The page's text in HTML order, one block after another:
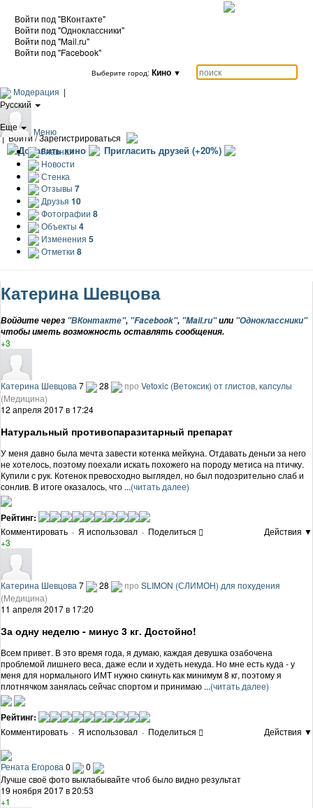
Войти под "ВКонтакте"
Войти под "Одноклассники"
Войти под "Mail.ru"
Войти под "Facebook"
Выберите город: Кино ▼
Модерация |
Русский
Еще
| Войти / Зарегистрироваться
Добавить кино Пригласить друзей (+20%)
Меню
Главная
Новости
Стенка
Отзывы 7
Друзья 10
Фотографии 8
Объекты 4
Изменения 5
Отметки 8
Катерина Шевцова
Войдите через "ВКонтакте", "Facebook", "Mail.ru"или "Одноклассники"
чтобы иметь возможность оставлять сообщения.
+3
Катерина Шевцова 7 28 про Vetoxic (Ветоксик) от глистов, капсулы
(Медицина)
12 апреля 2017 в 17:24
Натуральный противопаразитарный препарат
У меня давно была мечта завести котенка мейкуна. Отдавать деньги за него
не хотелось, поэтому поехали искать похожего на породу метиса на птичку.
Купили с рук. Котенок превосходно выглядел, но был подозрительно слаб и
сонлив. В итоге оказалось, что ...(читать далее)
Рейтинг:
Комментировать · Я использовал · Поделиться
Действия ▼
+3
Катерина Шевцова 7 28 про SLIMON (СЛИМОН) для похудения
(Медицина)
11 апреля 2017 в 17:20
За одну неделю - минус 3 кг. Достойно!
Всем привет. В это время года, я думаю, каждая девушка озабочена
проблемой лишнего веса, даже если и худеть некуда. Но мне есть куда - у
меня для нормального ИМТ нужно скинуть как минимум 8 кг, поэтому я
плотнячком занялась сейчас спортом и принимаю ...(читать далее)
Рейтинг:
Комментировать · Я использовал · Поделиться Действия ▼
Рената Егорова 0
0
Лучше своё фото выклабывайте чтоб было видно результат
19 ноября 2017 в 20:53
+1